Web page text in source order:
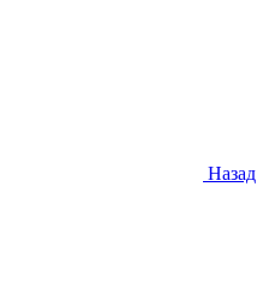
Назад